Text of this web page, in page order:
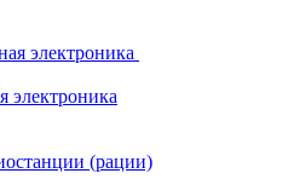
электроника
электроника
(рации)